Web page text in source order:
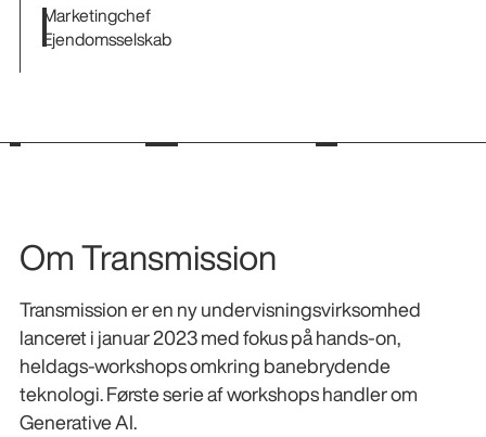
Marketingchef
Ejendomsselskab
Om Transmission
Transmission er en ny undervisningsvirksomhed
lanceret i januar 2023 med fokus på hands-on,
heldags-workshops omkring banebrydende
teknologi. Første serie af workshops handler om
Generative AI.